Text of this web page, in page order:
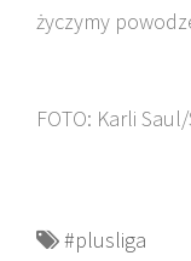
życzymy
FOTO: Karli Saul/
#plusliga